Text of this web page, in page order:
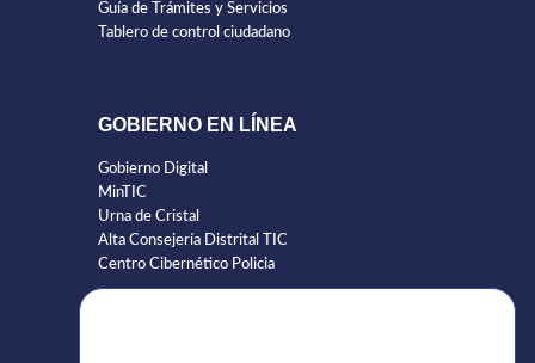
Guía de Trámites y Servicios
Tablero de control ciudadano
GOBIERNO EN LÍNEA
Gobierno Digital
MinTIC
Urna de Cristal
Alta Consejería Distrital TIC
Centro Cibernético Policia